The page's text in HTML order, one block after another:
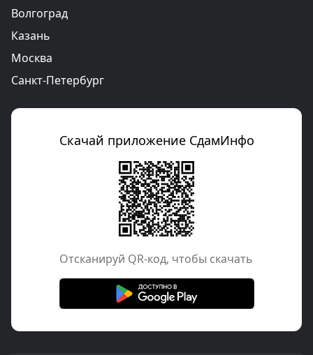
Волгоград
Казань
Москва
Санкт-Петербург
Скачай приложение СдамИнфо
Отcканируй QR-код, чтобы скачать